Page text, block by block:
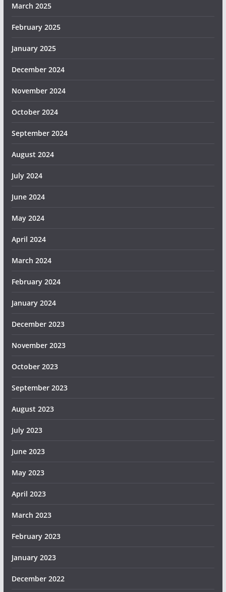
March 2025
February 2025
January 2025
December 2024
November 2024
October 2024
September 2024
August 2024
July 2024
June 2024
May 2024
April 2024
March 2024
February 2024
January 2024
December 2023
November 2023
October 2023
September 2023
August 2023
July 2023
June 2023
May 2023
April 2023
March 2023
February 2023
January 2023
December 2022